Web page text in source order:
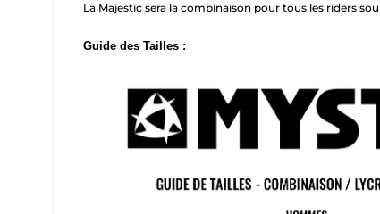
La Majestic sera la combinaison pour tous les riders
Guide des Tailles :